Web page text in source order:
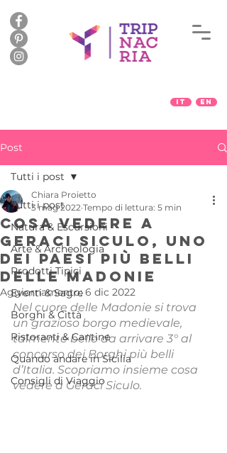
Post
Tutti i post
Natura & Escursioni
Arte & Archeologia
Prodotti Tipici
Eventi & Sagre
Borghi & Città
Ristoranti & Cantine
Quando andare in Sicilia
Consigli di Viaggio
Tutti i post
Cosa vedere a
Geraci Siculo, uno
dei paesi più belli
delle Madonie
Chiara Proietto
3 mag 2022 Tempo di lettura: 5 min
Aggiornamento:6 dic 2022
Nel cuore delle Madonie si trova
un grazioso borgo medievale,
talmente bello da arrivare 3° al
concorso dei Borghi più belli
d’Italia. Scopriamo insieme cosa
vedere a Geraci Siculo.
IT EN